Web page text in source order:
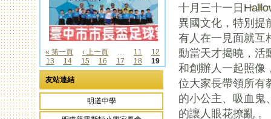
頁面
« 第一頁 ‹ 上一頁 … 11
12
13
14 15 16 17 18 19
友站連結
明道中學
頁面
« 第
十月三十一日
異國文化，特別提
有人在一見面就互
動當天才揭曉，活
和創辦人一起照像
位大家長帶領所有
的小公主、吸血
的讓人眼花撩亂